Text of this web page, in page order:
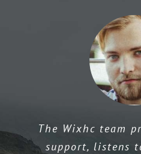
Wow– I don’t know
is the best product I
The Wixhc team
support, listens